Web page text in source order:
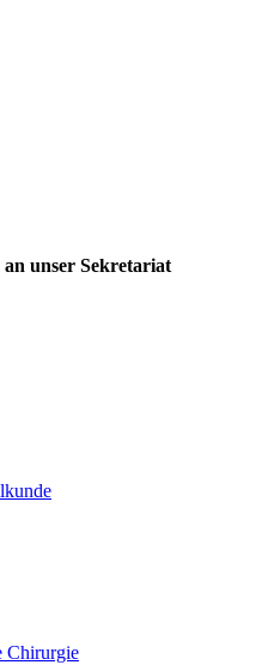
unser Sekretariat
Chirurgie